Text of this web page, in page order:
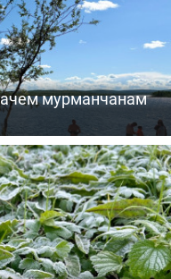
мурманчанам